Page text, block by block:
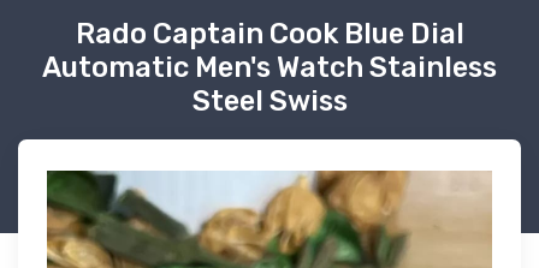
Rado Captain Cook Blue Dial
Automatic Men's Watch Stainless
Steel Swiss